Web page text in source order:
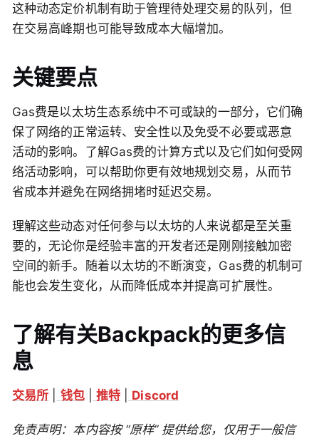
这种动态定价机制有助于管理待处理交易的队列，但
在交易高峰期也可能导致成本大幅增加。
关键要点
Gas费是以太坊生态系统中不可或缺的一部分，它们确
保了网络的正常运转、安全性以及免受不必要或恶意
活动的影响。了解Gas费的计算方式以及它们如何受网
络活动影响，可以帮助你更有效地规划交易，从而节
省成本并避免在网络拥堵时延迟交易。
理解这些动态对任何参与以太坊的人来说都是至关重
要的，无论你是经验丰富的开发者还是刚刚接触加密
空间的新手。随着以太坊的不断演变，Gas费的机制可
能也会发生变化，从而降低成本并提高可扩展性。
了解有关Backpack的更多信
息
交易所 钱包| 推特 Discord
免责声明：本内容按 “原样” 提供给您，仅用于一般信